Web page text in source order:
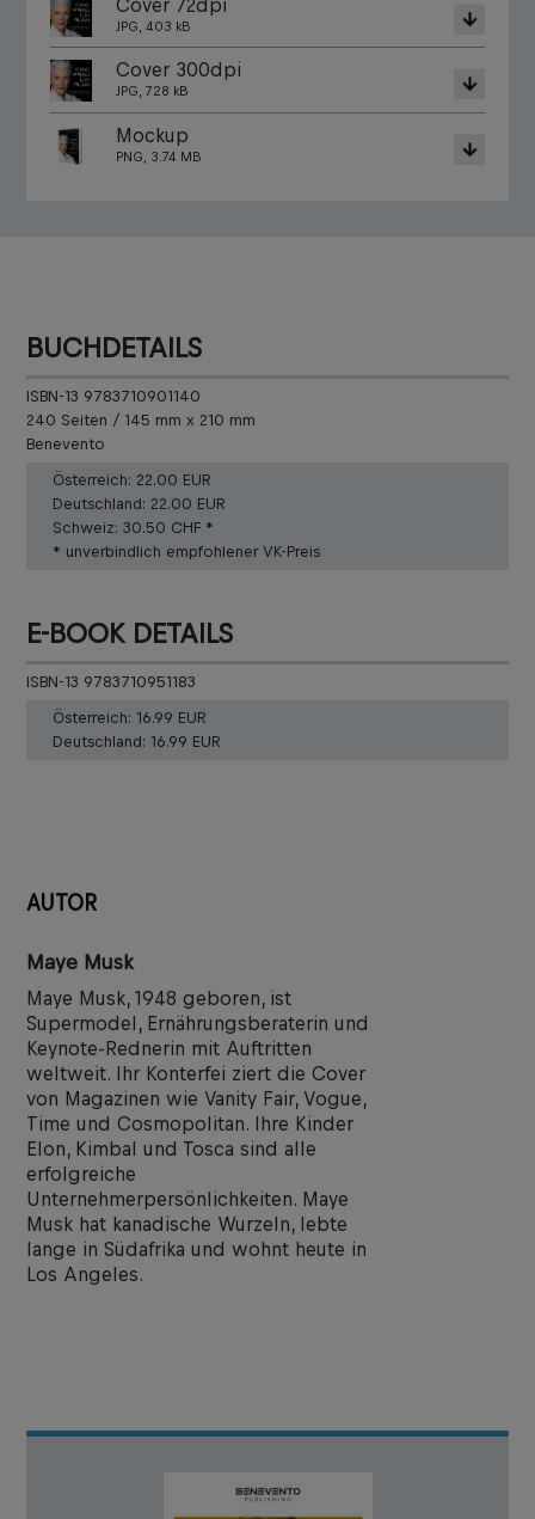
Cover 72dpi
JPG, 403 kB
Cover 300dpi
JPG, 728 kB
Mockup
PNG, 3.74 MB
BUCHDETAILS
ISBN-13 9783710901140
240 Seiten / 145 mm x 210 mm
Benevento
Österreich: 22.00 EUR
Deutschland: 22.00 EUR
Schweiz: 30.50 CHF *
* unverbindlich empfohlener VK-Preis
E-BOOK DETAILS
ISBN-13 9783710951183
Österreich: 16.99 EUR
Deutschland: 16.99 EUR
AUTOR
Maye Musk
Maye Musk, 1948 geboren, ist
Supermodel, Ernährungsberaterin und
Keynote-Rednerin mit Auftritten
weltweit. Ihr Konterfei ziert die Cover
von Magazinen wie Vanity Fair, Vogue,
Time und Cosmopolitan. Ihre Kinder
Elon, Kimbal und Tosca sind alle
erfolgreiche
Unternehmerpersönlichkeiten. Maye
Musk hat kanadische Wurzeln, lebte
lange in Südafrika und wohnt heute in
Los Angeles.